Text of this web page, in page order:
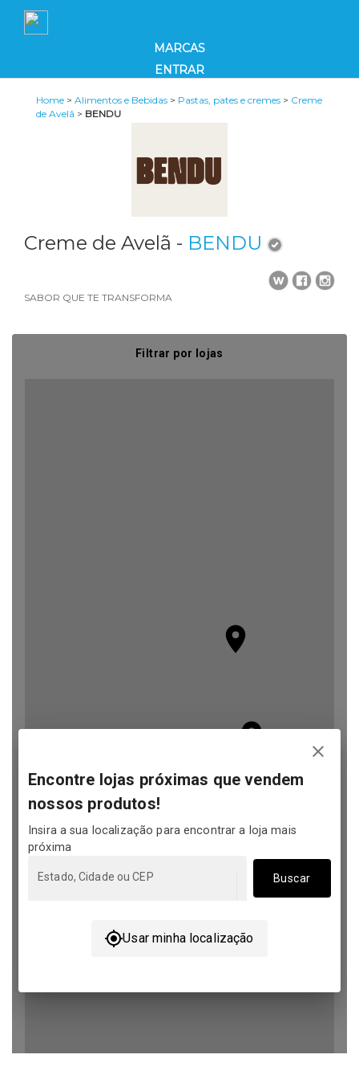
MARCAS
ENTRAR
Home > Alimentos e Bebidas > Pastas, pates e cremes > Creme
de Avelã > BENDU
Creme de Avelã - BENDU
SABOR QUE TE TRANSFORMA